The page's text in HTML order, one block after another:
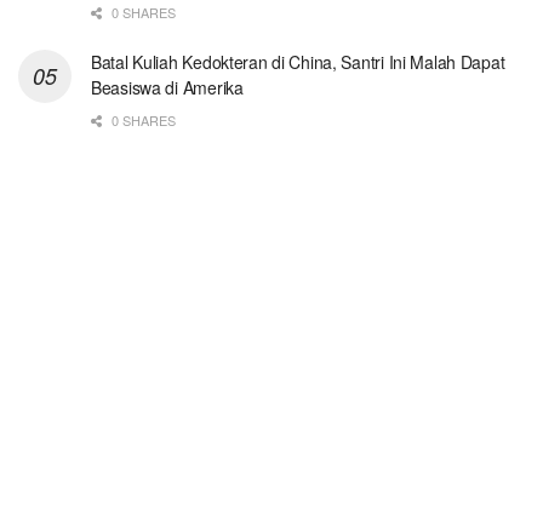
0 SHARES
Batal Kuliah Kedokteran di China, Santri Ini Malah Dapat
Beasiswa di Amerika
0 SHARES